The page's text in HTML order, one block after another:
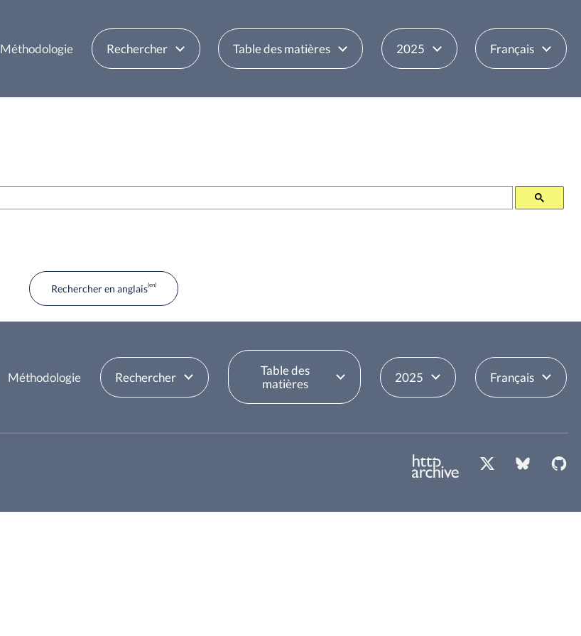
Méthodologie Rechercher Table des matières 2025 Français
Rechercher en anglais
Méthodologie Rechercher
Table des
matières
2025 Français